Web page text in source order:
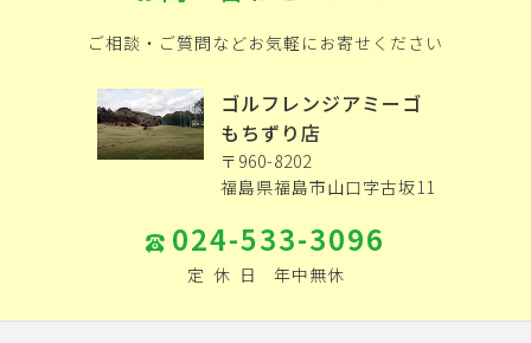
ご相談・ご質問などお気軽にお寄せください
ゴルフレンジアミーゴ
もちずり店
〒960-8202
福島県福島市山口字古坂11
024-533-3096
定 休 日 年中無休